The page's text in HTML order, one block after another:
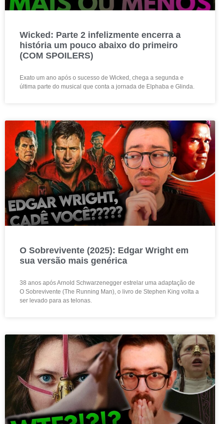
Wicked: Parte 2 infelizmente encerra a
história um pouco abaixo do primeiro
(COM SPOILERS)
Exato um ano após o sucesso de Wicked, chega a segunda e
última parte do musical que conta a jornada de Elphaba e Glinda.
O Sobrevivente (2025): Edgar Wright em
sua versão mais genérica
38 anos após Arnold Schwarzenegger estrelar uma adaptação de
O Sobrevivente (The Running Man), o livro de Stephen King volta a
ser levado para as telonas.